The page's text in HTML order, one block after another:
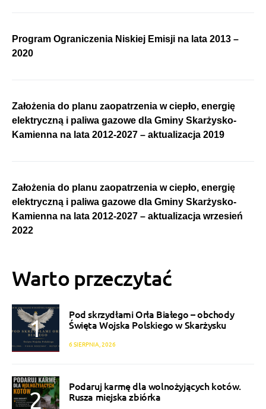
Program Ograniczenia Niskiej Emisji na lata 2013 –
2020
Założenia do planu zaopatrzenia w ciepło, energię
elektryczną i paliwa gazowe dla Gminy Skarżysko-
Kamienna na lata 2012-2027 – aktualizacja 2019
Założenia do planu zaopatrzenia w ciepło, energię
elektryczną i paliwa gazowe dla Gminy Skarżysko-
Kamienna na lata 2012-2027 – aktualizacja wrzesień
2022
Warto przeczytać
Pod skrzydłami Orła Białego – obchody
Święta Wojska Polskiego w Skarżysku
6 SIERPNIA, 2026
Podaruj karmę dla wolnożyjących kotów.
Rusza miejska zbiórka